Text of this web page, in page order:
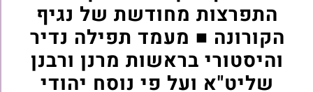
התפרצות מחודשת של נגיף
הקורונה ■ מעמד תפילה נדיר
והיסטורי בראשות מרנן ורבנן
שליט"א ועל פי נוסח יהודי